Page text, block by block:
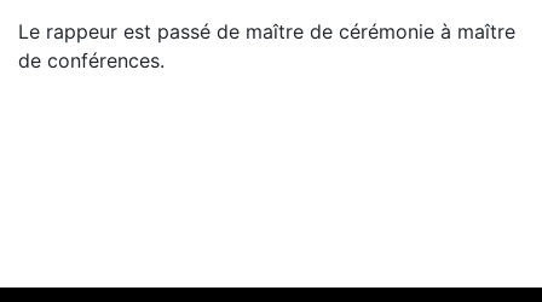
Le rappeur est passé de maître de cérémonie à maître
de conférences.